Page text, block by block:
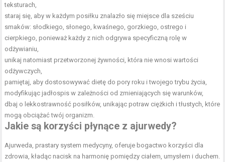
teksturach,
staraj się, aby w każdym posiłku znalazło się miejsce dla sześciu
smaków: słodkiego, słonego, kwaśnego, gorzkiego, ostrego i
cierpkiego, ponieważ każdy z nich odgrywa specyficzną rolę w
odżywianiu,
unikaj natomiast przetworzonej żywności, która nie wnosi wartości
odżywczych,
pamiętaj, aby dostosowywać dietę do pory roku i twojego trybu życia,
modyfikując jadłospis w zależności od zmieniających się warunków,
dbaj o lekkostrawność posiłków, unikając potraw ciężkich i tłustych, które
mogą obciążać twój organizm.
Jakie są korzyści płynące z ajurwedy?
Ajurweda, prastary system medycyny, oferuje bogactwo korzyści dla
zdrowia, kładąc nacisk na harmonię pomiędzy ciałem, umysłem i duchem.